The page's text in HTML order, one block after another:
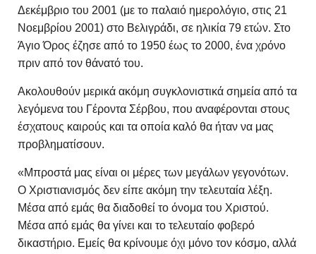
Δεκέμβριο του 2001 (με το παλαιό ημερολόγιο, στις 21
Νοεμβρίου 2001) στο Βελιγράδι, σε ηλικία 79 ετών. Στο
Άγιο Όρος έζησε από το 1950 έως το 2000, ένα χρόνο
πριν από τον θάνατό του.
Aκολουθούν μερικά ακόμη συγκλονιστικά σημεία από τα
λεγόμενα του Γέροντα Σέρβου, που αναφέρονται στους
έσχατους καιρούς και τα οποία καλό θα ήταν να μας
προβληματίσουν.
«Μπροστά μας είναι οι μέρες των μεγάλων γεγονότων.
Ο Χριστιανισμός δεν είπε ακόμη την τελευταία λέξη.
Μέσα από εμάς θα διαδοθεί το όνομα του Χριστού.
Μέσα από εμάς θα γίνει και το τελευταίο φοβερό
δικαστήριο. Εμείς θα κρίνουμε όχι μόνο τον κόσμο, αλλά